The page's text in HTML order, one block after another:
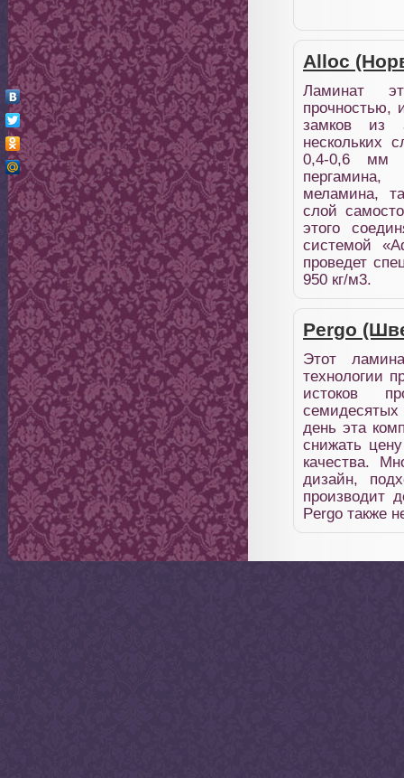
Alloc
Ламинат
прочностью,
замков из
нескольких
0,4-0,6 мм
меламина,
слой
этого
системой
проведет
950 кг/м3.
Pergo
Этот
технологии
истоков
день эта
снижать
качества.
дизайн,
производит
Pergo также